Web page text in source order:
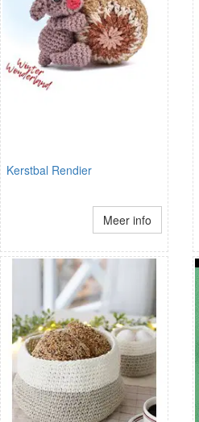
Kerstbal Rendier
Meer info